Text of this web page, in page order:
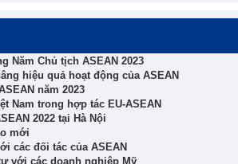
Năm Chủ tịch ASEAN 2023
hiệu quả hoạt động của ASEAN
năm 2023
Nam trong hợp tác EU-ASEAN
2022 tại Hà Nội
mới
các đối tác của ASEAN
với các doanh nghiệp Mỹ